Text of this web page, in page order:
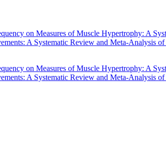
on Measures of Muscle Hypertrophy: A
A Systematic Review and Meta-Analysis
on Measures of Muscle Hypertrophy: A
A Systematic Review and Meta-Analysis